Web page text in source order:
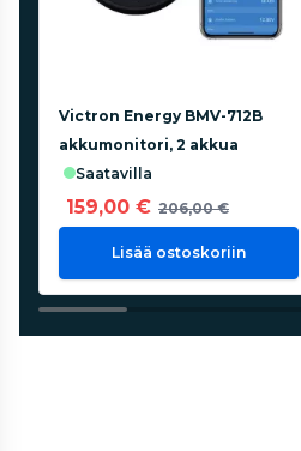
Victron Energy BMV-712B
akkumonitori, 2 akkua
saatavilla
159,00 € 206,00 €
Lisää ostoskoriin